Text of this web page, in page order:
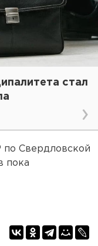
стал
по Свердловской
пока